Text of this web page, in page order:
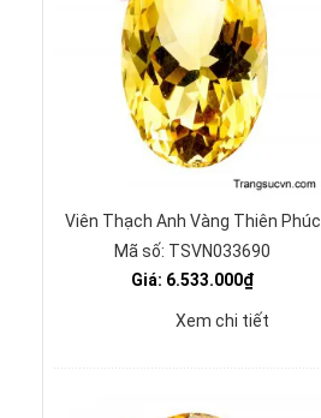
Viên Thạch Anh Vàng Thiên Phúc
Mã số: TSVN033690
Giá: 6.533.000₫
Xem chi tiết